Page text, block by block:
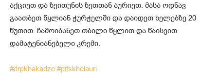
აქციეთ და ზეითუნის ზეთთან აურიეთ. მასა ოდნავ
გაათბეთ წყლიან ჭურჭელში და დაიდეთ ხელებზე 20
წუთით. ჩამოიბანეთ თბილი წყლით და წაისვით
დამატენიანებელი კრემი.
#drpkhakadze #pitskhelauri